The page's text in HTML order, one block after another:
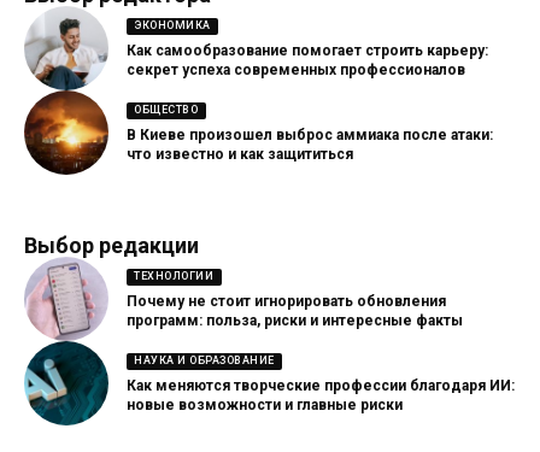
ЭКОНОМИКА
Как самообразование помогает строить карьеру:
секрет успеха современных профессионалов
ОБЩЕСТВО
В Киеве произошел выброс аммиака после атаки:
что известно и как защититься
Выбор редакции
ТЕХНОЛОГИИ
Почему не стоит игнорировать обновления
программ: польза, риски и интересные факты
НАУКА И ОБРАЗОВАНИЕ
Как меняются творческие профессии благодаря ИИ:
новые возможности и главные риски